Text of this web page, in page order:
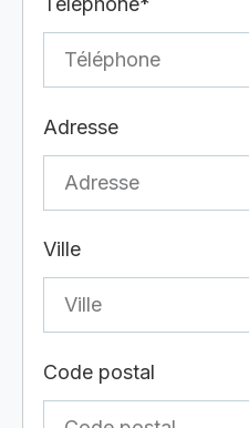
Adresse
Ville
Code postal